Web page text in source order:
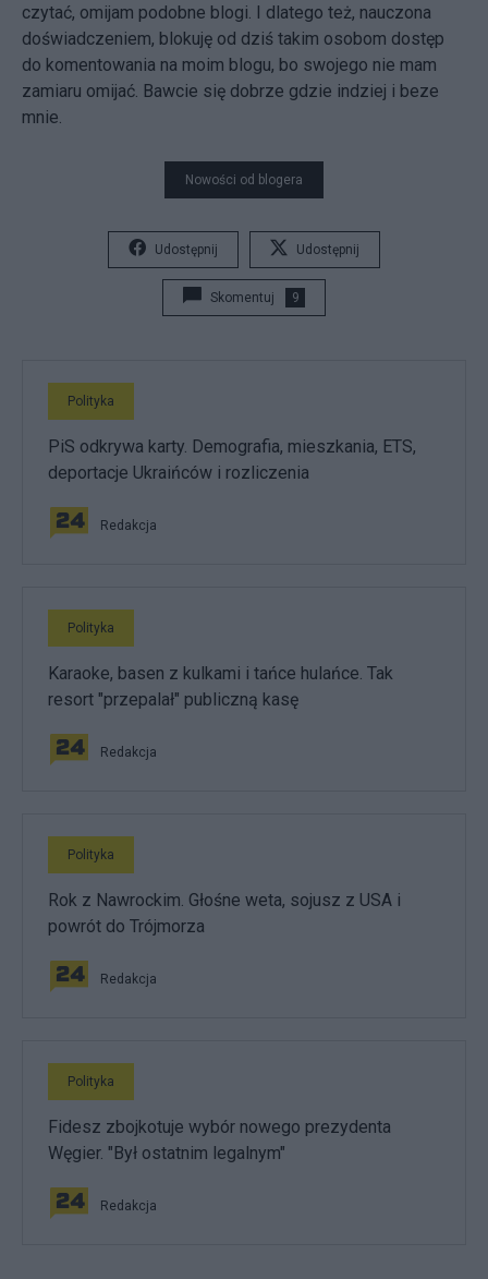
czytać, omijam podobne blogi. I dlatego też, nauczona
doświadczeniem, blokuję od dziś takim osobom dostęp
do komentowania na moim blogu, bo swojego nie mam
zamiaru omijać. Bawcie się dobrze gdzie indziej i beze
mnie.
Nowości od blogera
Udostępnij Udostępnij
Skomentuj 9
Polityka
PiS odkrywa karty. Demografia, mieszkania, ETS,
deportacje Ukraińców i rozliczenia
Redakcja
Polityka
Karaoke, basen z kulkami i tańce hulańce. Tak
resort "przepalał" publiczną kasę
Redakcja
Polityka
Rok z Nawrockim. Głośne weta, sojusz z USA i
powrót do Trójmorza
Redakcja
Polityka
Fidesz zbojkotuje wybór nowego prezydenta
Węgier. "Był ostatnim legalnym"
Redakcja